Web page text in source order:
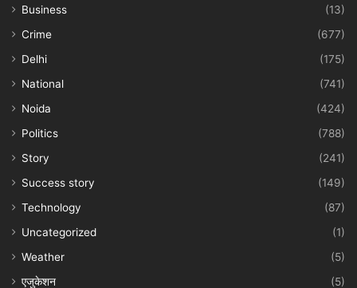
Business
(13)
Crime
(677)
Delhi
(175)
National
(741)
Noida
(424)
Politics
(788)
Story
(241)
Success story
(149)
Technology
(87)
Uncategorized
(1)
Weather
(5)
एजुकेशन
(5)